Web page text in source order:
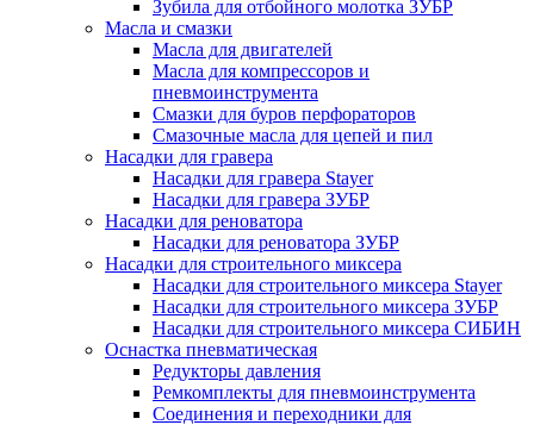
Зубила для отбойного молотка ЗУБР
Масла и смазки
Масла для двигателей
Масла для компрессоров и
пневмоинструмента
Смазки для буров перфораторов
Смазочные масла для цепей и пил
Насадки для гравера
Насадки для гравера Stayer
Насадки для гравера ЗУБР
Насадки для реноватора
Насадки для реноватора ЗУБР
Насадки для строительного миксера
Насадки для строительного миксера Stayer
Насадки для строительного миксера ЗУБР
Насадки для строительного миксера СИБИН
Оснастка пневматическая
Редукторы давления
Ремкомплекты для пневмоинструмента
Соединения и переходники для